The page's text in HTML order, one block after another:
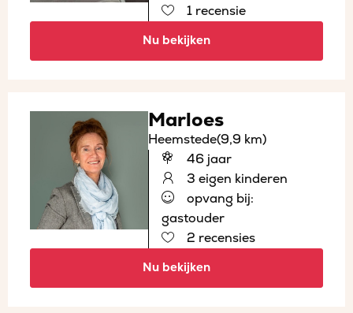
1 recensie
Nu bekijken
Marloes
Heemstede(9,9 km)
46 jaar
3 eigen kinderen
opvang bij:
gastouder
2 recensies
Nu bekijken